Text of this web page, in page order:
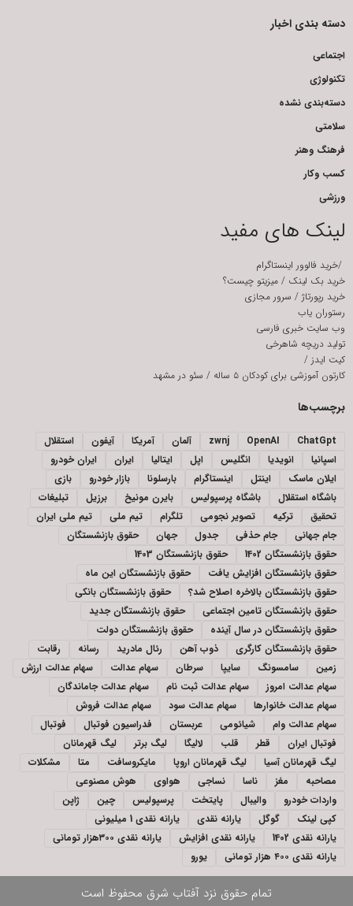
دسته بندی اخبار
اجتماعی
تکنولوژی
دسته‌بندی نشده
سلامتی
فرهنگ وهنر
کسب وکار
ورزشی
لینک های مفید
/خرید فالوور اینستاگرام
خرید بک لینک / میزیتو چیست؟
خرید رپورتاژ / سرور مجازی
رستوران یاب
وب سایت خبری فارسی
تولید دریچه شاهرخی
کیت ایدز /
کارتون آموزشی برای کودکان ۵ ساله
/ سئو در مشهد
برچسب‌ها
ChatGpt
OpenAI
zwnj آلمان آمریکا آیفون
استقلال
اسپانیا
انویدیا انگلیس اپل ایتالیا ایران
ایران خودرو
ایلان ماسک
اینتل اینستاگرام بارسلونا بازار خودرو
بازی
باشگاه استقلال
باشگاه پرسپولیس بایرن مونیخ برزیل
تبلیغات
تحقیق
ترکیه تصویر نجومی تلگرام تیم ملی
تیم ملی ایران
جام جهانی
جام حذفی جدول جهان
حقوق بازنشستگان
حقوق بازنشستگان 1402
حقوق بازنشستگان 1403
حقوق بازنشستگان افزایش یافت
حقوق بازنشستگان این ماه
حقوق بازنشستگان بالاخره اصلاح شد؟
حقوق بازنشستگان بانکی
حقوق بازنشستگان تامین اجتماعی
حقوق بازنشستگان جدید
حقوق بازنشستگان در سال آینده
حقوق بازنشستگان دولت
حقوق بازنشستگان کارگری
ذوب آهن رئال مادرید رسانه
رقابت
زمین
سامسونگ سایپا سرطان سهام عدالت
سهام عدالت ارزش
سهام عدالت امروز
سهام عدالت ثبت نام
سهام عدالت جاماندگان
سهام عدالت خانوارها
سهام عدالت سود
سهام عدالت فروش
سهام عدالت وام
شیائومی عربستان فدراسیون فوتبال
فوتبال
فوتبال ایران
قطر قلب لالیگا لیگ برتر
لیگ قهرمانان
لیگ قهرمانان آسیا
لیگ قهرمانان اروپا مایکروسافت متا
مشکلات
مصاحبه
مغز ناسا نساجی هواوی
هوش مصنوعی
واردات خودرو
والیبال پایتخت پرسپولیس چین
ژاپن
کپی لینک
گوگل یارانه نقدی
یارانه نقدی 1 میلیونی
یارانه نقدی 1402
یارانه نقدی افزایش
یارانه نقدی ۳۰۰هزار تومانی
یارانه نقدی ۴۰۰ هزار تومانی
یورو
تمام حقوق نزد آفتاب شرق محفوظ است